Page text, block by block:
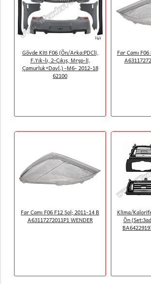
Gövde Kiti F06 (Ön/Arka:PDCli,
F.Yık-lı, 2-Çıkış, Mrşp-li,
Çamurluk+Davl.) -M6- 2012-18
62100
Far Camı
Far Camı F06 F12 Sol; 2011-14 B
A63117272011P1 WENDER
Klima/
Ön